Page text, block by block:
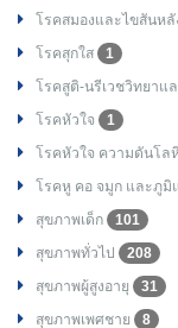
โรคสมองและไขสันหลั
โรคสุกใส
1
โรคสูติ-นรีเวชวิทยาแ
โรคหัวใจ
1
โรคหัวใจ ความดันโล
โรคหู คอ จมูก และภูมิ
สุขภาพเด็ก
101
สุขภาพทั่วไป
208
สุขภาพผู้สูงอายุ
31
สุขภาพเพศชาย
8